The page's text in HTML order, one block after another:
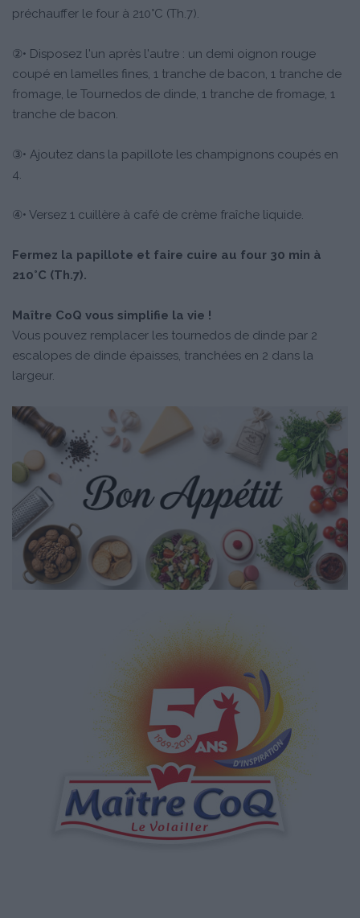
préchauffer le four à 210°C (Th.7).
②• Disposez l'un après l'autre : un demi oignon rouge
coupé en lamelles fines, 1 tranche de bacon, 1 tranche de
fromage, le Tournedos de dinde, 1 tranche de fromage, 1
tranche de bacon.
③• Ajoutez dans la papillote les champignons coupés en
4.
④• Versez 1 cuillère à café de crème fraîche liquide.
Fermez la papillote et faire cuire au four 30 min à
210°C (Th.7).
Maître CoQ vous simplifie la vie !
Vous pouvez remplacer les tournedos de dinde par 2
escalopes de dinde épaisses, tranchées en 2 dans la
largeur.